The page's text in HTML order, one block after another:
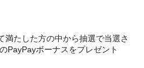
満たした方の中から抽選で当選さ
PayPayボーナスをプレゼント